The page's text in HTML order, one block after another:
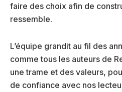
faire des choix afin de
ressemble.
L’équipe grandit au fil des
comme tous les auteurs de
une trame et des valeurs,
de confiance avec nos